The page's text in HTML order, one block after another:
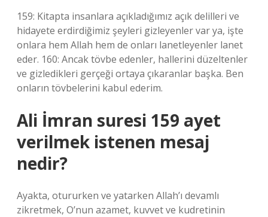
159: Kitapta insanlara açıkladığımız açık delilleri ve
hidayete erdirdiğimiz şeyleri gizleyenler var ya, işte
onlara hem Allah hem de onları lanetleyenler lanet
eder. 160: Ancak tövbe edenler, hallerini düzeltenler
ve gizledikleri gerçeği ortaya çıkaranlar başka. Ben
onların tövbelerini kabul ederim.
Ali İmran suresi 159 ayet
verilmek istenen mesaj
nedir?
Ayakta, otururken ve yatarken Allah’ı devamlı
zikretmek, O’nun azamet, kuvvet ve kudretinin